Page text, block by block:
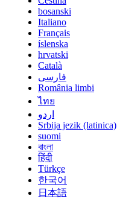
bosanski
Italiano
Français
íslenska
hrvatski
Català
فارسی
România limbi
ไทย
اردو
Srbija jezik (latinica)
suomi
বাংলা
हिंदी
Türkçe
한국어
日本語